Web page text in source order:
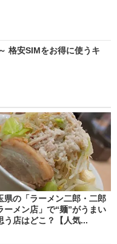
格安SIMをお得に使うキ
県の「ラーメン二郎・二郎
ーメン店」で“麺”がうまい
う店はどこ？【人気...